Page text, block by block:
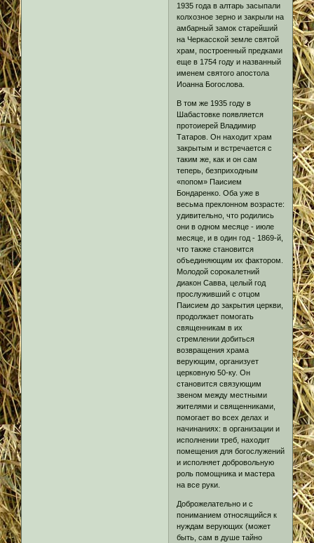
1935 года в алтарь засыпали
колхозное зерно и закрыли на
амбарный замок старейший
на Черкасской земле святой
храм, построенный предками
еще в 1754 году и названный
именем святого апостола
Иоанна Богослова.
В том же 1935 году в
Шабастовке появляется
протоиерей Владимир
Татаров. Он находит храм
закрытым и встречается с
таким же, как и он сам
теперь, безприходным
«попом» Паисием
Бондаренко. Оба уже в
весьма преклонном возрасте:
удивительно, что родились
они в одном месяце - июле
месяце, и в один год - 1869-й,
что также становится
объединяющим их фактором.
Молодой сорокалетний
диакон Савва, целый год
прослуживший с отцом
Паисием до закрытия церкви,
продолжает помогать
священникам в их
стремлении добиться
возвращения храма
верующим, организует
церковную 50-ку. Он
становится связующим
звеном между местными
жителями и священниками,
помогает во всех делах и
начинаниях: в организации и
исполнении треб, находит
помещения для богослужений
и исполняет добровольную
роль помощника и мастера
на все руки.
Доброжелательно и с
пониманием относящийся к
нуждам верующих (может
быть, сам в душе тайно